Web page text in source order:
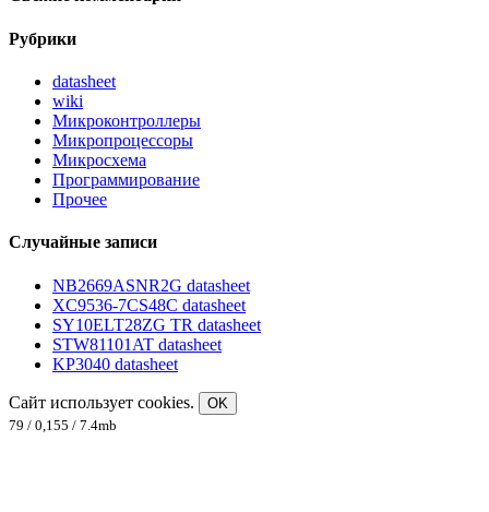
Рубрики
datasheet
wiki
Микроконтроллеры
Микропроцессоры
Микросхема
Программирование
Прочее
Случайные записи
NB2669ASNR2G datasheet
XC9536-7CS48C datasheet
SY10ELT28ZG TR datasheet
STW81101AT datasheet
KP3040 datasheet
Сайт использует cookies.
OK
79 / 0,155 / 7.4mb